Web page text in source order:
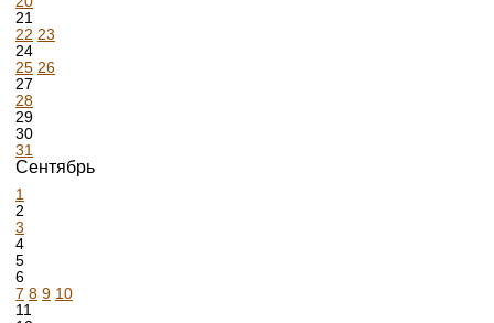
21
22 23
24
25 26
27
28
29
30
31
Сентябрь
1
2
3
4
5
6
7 8 9 10
11